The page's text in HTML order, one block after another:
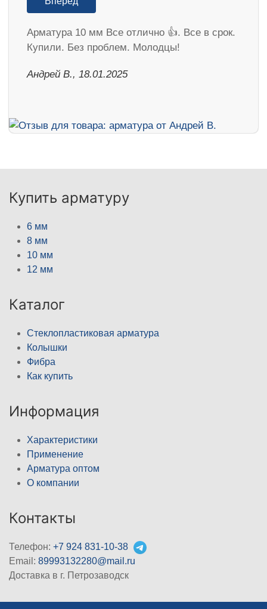
Арматура 10 мм Все отлично 👍. Все в срок.
Купили. Без проблем. Молодцы!
Андрей В., 18.01.2025
Купить арматуру
6 мм
8 мм
10 мм
12 мм
Каталог
Стеклопластиковая арматура
Колышки
Фибра
Как купить
Информация
Характеристики
Применение
Арматура оптом
О компании
Контакты
Телефон: +7 924 831-10-38
Email: 89993132280@mail.ru
Доставка в г. Петрозаводск